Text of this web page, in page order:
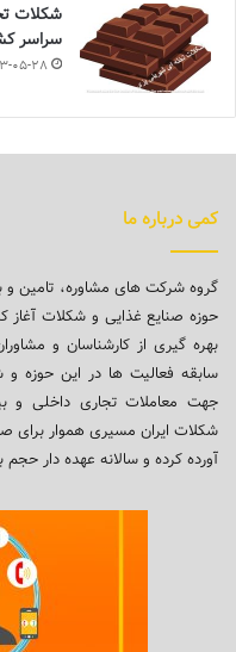
سراسر
05-28
کمی درباره ما
حوزه صنایع غذایی و شکلات آغاز
بهره گیری از کارشناسان و
سابقه فعالیت ها در این حوزه
جهت معاملات تجاری داخلی و
شکلات ایران مسیری هموار برای
آورده کرده و سالانه عهده دار